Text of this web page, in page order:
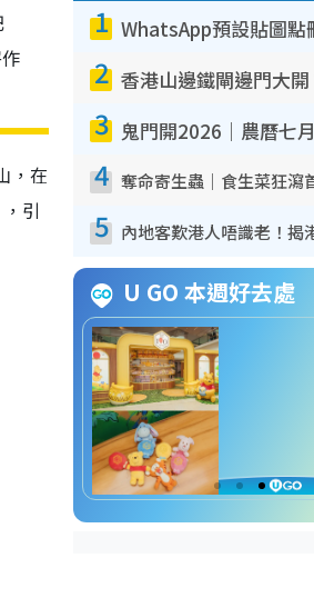
，在
引
1
2
3
4
5
U GO 本週好去處